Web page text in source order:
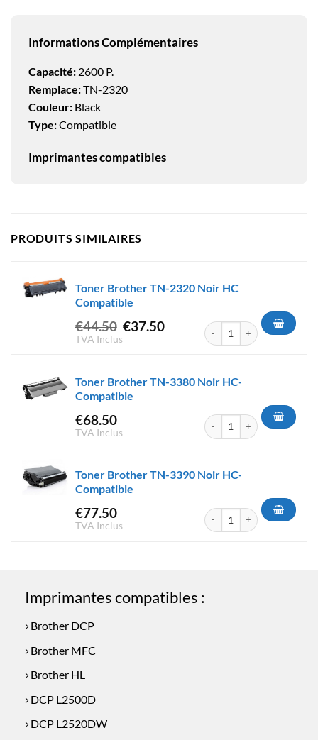
Informations Complémentaires
Capacité: 2600 P.
Remplace:TN-2320
Couleur: Black
Type:Compatible
Imprimantes compatibles
PRODUITS SIMILAIRES
Toner Brother TN-2320 Noir HC
Compatible
€44.50 Le
€44.50.
€37.50Le
€37.50.
TVA Inclus
quantité de Toner Brother
Toner Brother TN-3380 Noir HC-
Compatible
€68.50
TVA Inclus
quantité de Toner Brother
Toner Brother TN-3390 Noir HC-
Compatible
€77.50
TVA Inclus
quantité de Toner Brother
Imprimantes compatibles :
Brother DCP
Brother MFC
Brother HL
DCP L2500D
DCP L2520DW